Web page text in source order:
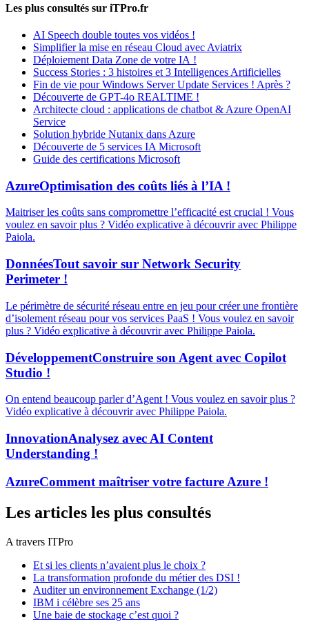
Les plus consultés sur iTPro.fr
AI Speech double toutes vos vidéos !
Simplifier la mise en réseau Cloud avec Aviatrix
Déploiement Data Zone de votre IA !
Success Stories : 3 histoires et 3 Intelligences Artificielles
Fin de vie pour Windows Server Update Services ! Après ?
Découverte de GPT-4o REALTIME !
Architecte cloud : applications de chatbot & Azure OpenAI
Service
Solution hybride Nutanix dans Azure
Découverte de 5 services IA Microsoft
Guide des certifications Microsoft
AzureOptimisation des coûts liés à l’IA !
Maitriser les coûts sans compromettre l’efficacité est crucial ! Vous
voulez en savoir plus ? Vidéo explicative à découvrir avec Philippe
Paiola.
DonnéesTout savoir sur Network Security
Perimeter !
Le périmètre de sécurité réseau entre en jeu pour créer une frontière
d’isolement réseau pour vos services PaaS ! Vous voulez en savoir
plus ? Vidéo explicative à découvrir avec Philippe Paiola.
DéveloppementConstruire son Agent avec Copilot
Studio !
On entend beaucoup parler d’Agent ! Vous voulez en savoir plus ?
Vidéo explicative à découvrir avec Philippe Paiola.
InnovationAnalysez avec AI Content
Understanding !
AzureComment maîtriser votre facture Azure !
Les articles les plus consultés
A travers ITPro
Et si les clients n’avaient plus le choix ?
La transformation profonde du métier des DSI !
Auditer un environnement Exchange (1/2)
IBM i célèbre ses 25 ans
Une baie de stockage c’est quoi ?